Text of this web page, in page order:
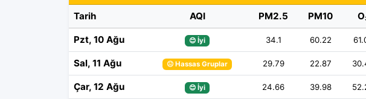
Tarih AQI PM2.5 PM10
Pzt, 10 Ağu 😊 İyi 34.1 60.22
Sal, 11 Ağu 😐 Hassas Gruplar 29.79 22.87
Çar, 12 Ağu 😊 İyi 24.66 39.98